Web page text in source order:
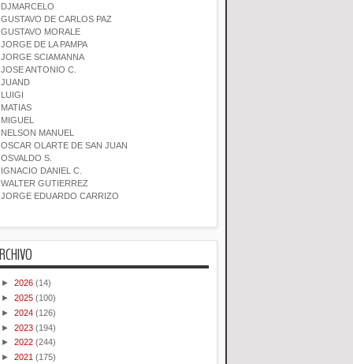
DJMARCELO
GUSTAVO DE CARLOS PAZ
GUSTAVO MORALE
JORGE DE LA PAMPA
JORGE SCIAMANNA
JOSE ANTONIO C.
JUAND
LUIGI
MATIAS
MIGUEL
NELSON MANUEL
OSCAR OLARTE DE SAN JUAN
OSVALDO S.
IGNACIO DANIEL C.
WALTER GUTIERREZ
JORGE EDUARDO CARRIZO
► 2026 (14)
► 2025 (100)
► 2024 (126)
► 2023 (194)
► 2022 (244)
► 2021 (175)